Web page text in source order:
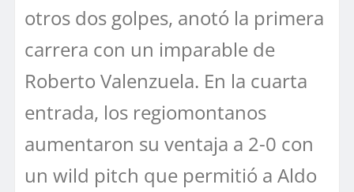
otros dos golpes, anotó la primera
carrera con un imparable de
Roberto Valenzuela. En la cuarta
entrada, los regiomontanos
aumentaron su ventaja a 2-0 con
un wild pitch que permitió a Aldo